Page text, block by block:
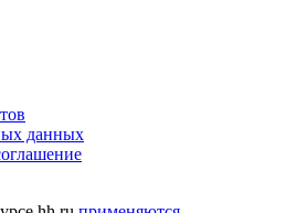
данных